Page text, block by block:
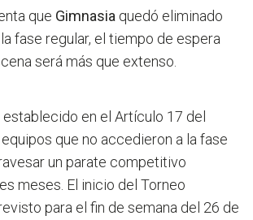
que Gimnasia quedó eliminado
fase regular, el tiempo de espera
será más que extenso.
en el Artículo 17 del
que no accedieron a la fase
un parate competitivo
meses. El inicio del Torneo
para el fin de semana del 26 de